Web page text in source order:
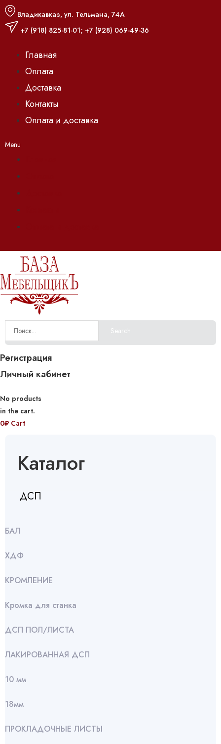
Владикавказ, ул. Тельмана, 74А
+7 (918) 825-81-01; +7 (928) 069-49-36
Главная
Оплата
Доставка
Контакты
Оплата и доставка
Menu
Search
Регистрация
Личный кабинет
No products
in the cart.
0₽ Cart
Каталог
ДСП
БАЛ
ХДФ
КРОМЛЕНИЕ
Кромка для станка
ДСП ПОЛ/ЛИСТА
ЛАКИРОВАННАЯ ДСП
10 мм
18мм
ПРОКЛАДОЧНЫЕ ЛИСТЫ